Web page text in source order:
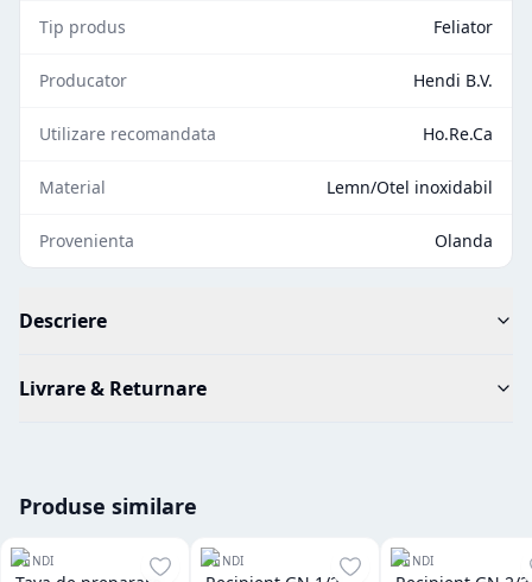
Tip produs Feliator
Producator Hendi B.V.
Utilizare recomandata Ho.Re.Ca
Material Lemn/Otel inoxidabil
Provenienta Olanda
Descriere
Livrare & Returnare
Produse similare
HENDI HENDI HENDI